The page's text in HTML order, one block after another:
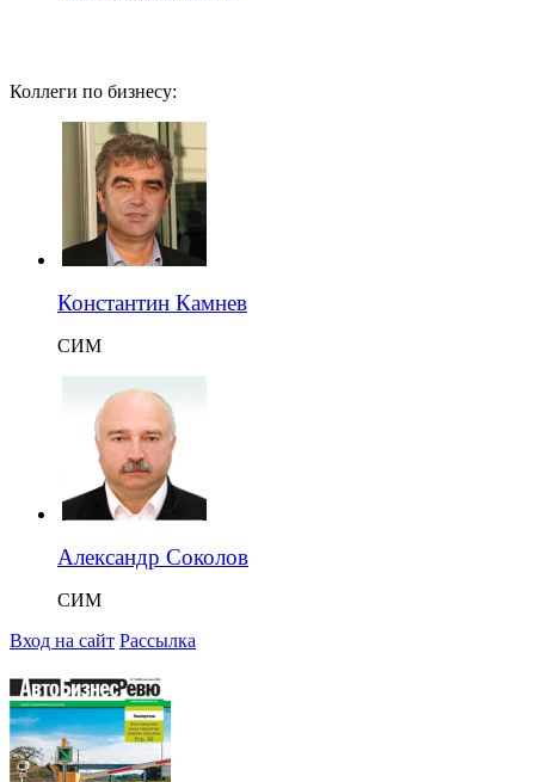
Коллеги по бизнесу:
Константин Камнев
СИМ
Александр Соколов
СИМ
Вход на сайт Рассылка